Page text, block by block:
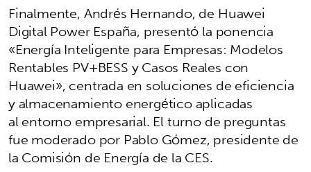
Finalmente, Andrés Hernando, de Huawei
Digital Power España, presentó la ponencia
«Energía Inteligente para Empresas: Modelos
Rentables PV+BESS y Casos Reales con
Huawei», centrada en soluciones de eficiencia
y almacenamiento energético aplicadas
al entorno empresarial. El turno de preguntas
fue moderado por Pablo Gómez, presidente de
la Comisión de Energía de la CES.